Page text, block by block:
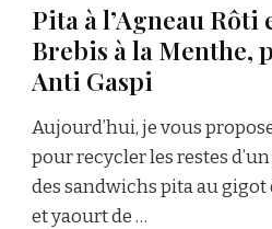
Pita à l’Agneau Rôti
Brebis à la Menthe,
Anti Gaspi
Aujourd’hui, je vous
pour recycler les restes
des sandwichs pita au gigot
et yaourt de …